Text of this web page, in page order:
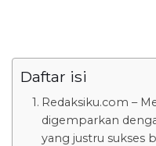
Daftar isi
Redaksiku.com –
digemparkan
yang justru sukses